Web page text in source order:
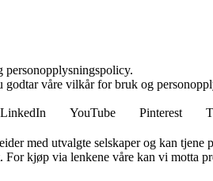
personopplysningspolicy.
godtar våre vilkår for bruk og
LinkedIn YouTube Pinterest
med utvalgte selskaper og kan tjene
For kjøp via lenkene våre kan vi motta